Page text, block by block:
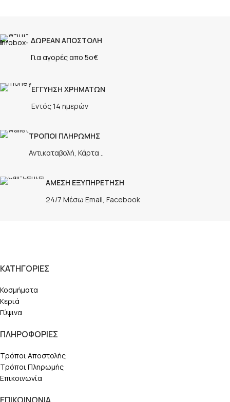
ΔΩΡΕΑΝ ΑΠΟΣΤΟΛΗ
Για αγορές απο 5ο€
ΕΓΓΥΗΣΗ ΧΡΗΜΑΤΩΝ
Εντός 14 ημερών
ΤΡΟΠΟΙ ΠΛΗΡΩΜΗΣ
Αντικαταβολή, Κάρτα ..
ΑΜΕΣΗ ΕΞΥΠΗΡΕΤΗΣΗ
24/7 Μέσω Email, Facebook
ΚΑΤΗΓΟΡΙΕΣ
Κοσμήματα
Κεριά
Γύψινα
ΠΛΗΡΟΦΟΡΙΕΣ
Τρόποι Αποστολής
Τρόποι Πληρωμής
Επικοινωνία